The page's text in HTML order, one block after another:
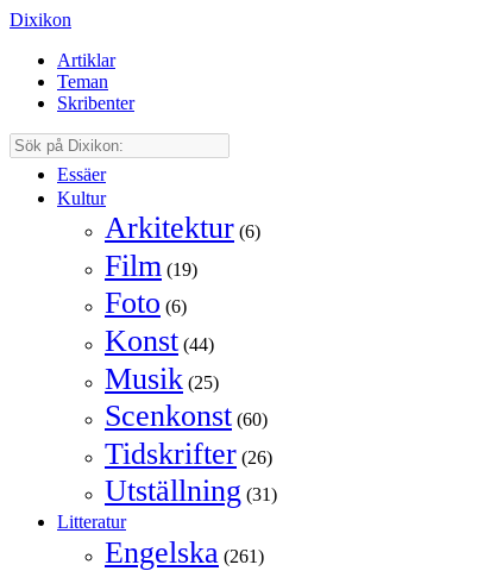
Dixikon
Artiklar
Teman
Skribenter
Essäer
Kultur
Arkitektur (6)
Film (19)
Foto (6)
Konst (44)
Musik (25)
Scenkonst (60)
Tidskrifter (26)
Utställning (31)
Litteratur
Engelska (261)